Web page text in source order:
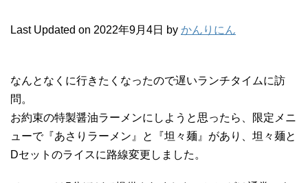
Last Updated on 2022年9月4日 by かんりにん
なんとなくに行きたくなったので遅いランチタイムに訪
問。
お約束の特製醤油ラーメンにしようと思ったら、限定メニ
ューで『あさりラーメン』と『坦々麺』があり、坦々麺と
Dセットのライスに路線変更しました。